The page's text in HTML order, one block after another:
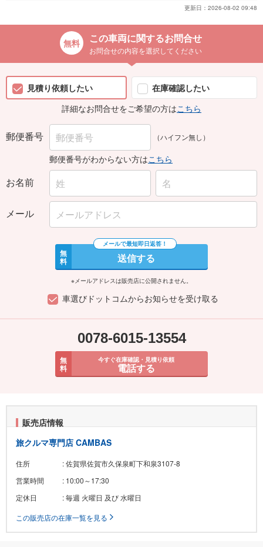
更新日： 2026-08-02 09:48
この車両に関するお問合せ
お問合せの内容を選択してください
見積り依頼したい
在庫確認したい
詳細なお問合せをご希望の方はこちら
郵便番号 （ハイフン無し）
郵便番号がわからない方はこちら
お名前
メール
無
料 送信する
※メールアドレスは販売店に公開されません。
車選びドットコムからお知らせを受け取る
0078-6015-13554
無
料
今すぐ在庫確認・見積り依頼
電話する
販売店情報
旅クルマ専門店 CAMBAS
住所
: 佐賀県佐賀市久保泉町下和泉3107-8
営業時間
: 10:00～17:30
定休日
: 毎週 火曜日 及び 水曜日
この販売店の在庫一覧を見る